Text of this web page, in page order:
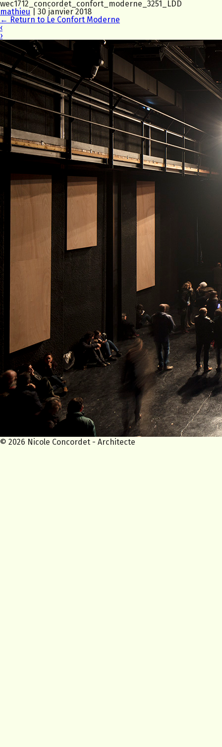
wec1712_concordet_confort_moderne_3251_LDD
mathieu
30 janvier 2018
← Return to Le Confort Moderne
‹
›
© 2026 Nicole Concordet - Architecte